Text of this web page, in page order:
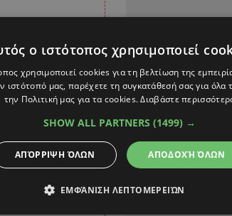
ο ιστότοπος χρησιμοποιεί
χρησιμοποιεί cookies για τη βελτίωση της
ιστότοπό μας, παρέχετε τη συγκατάθεσή σας για
την Πολιτική μας για τα cookies.Διαβάστε
SHOW ALL PARTNERS (1499) →
ΑΠΟΔΟΧΉ ΌΛΩΝ
ΑΠΌΡΡΙΨΗ ΌΛΩΝ
ΕΜΦΆΝΙΣΗ ΛΕΠΤΟΜΕΡΕΙΏΝ